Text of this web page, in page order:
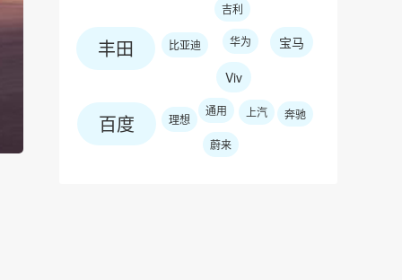
吉利
丰田 比亚迪 华为
宝马
Viv
百度 理想
通用 上汽
奔驰
蔚来